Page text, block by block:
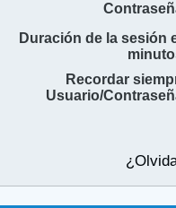
Duración de la sesión
Recordar
Usuario/